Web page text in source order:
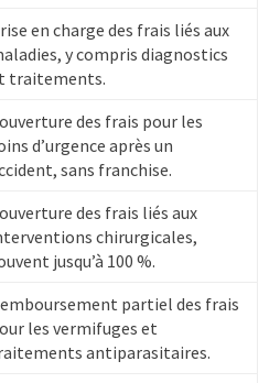
en charge des frais liés aux
y compris diagnostics
traitements.
des frais pour les
d’urgence après un
sans franchise.
des frais liés aux
chirurgicales,
jusqu’à 100 %.
partiel des frais
les vermifuges et
antiparasitaires.